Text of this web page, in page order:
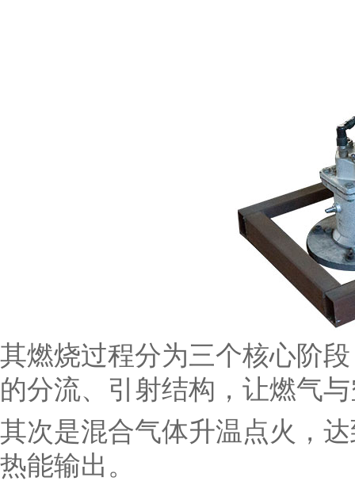
其燃烧过程分为三个核心阶
的分流、引射结构，让燃气
其次是混合气体升温点火，
热能输出。